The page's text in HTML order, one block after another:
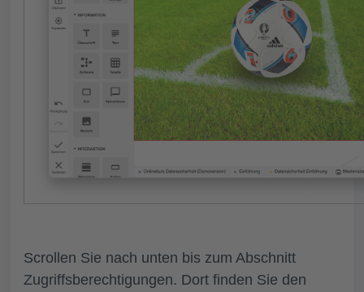
Scrollen Sie nach unten bis zum Abschnitt
Zugriffsberechtigungen. Dort finden Sie den